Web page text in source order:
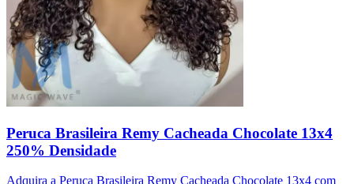
Peruca Brasileira Remy Cacheada Chocolate 13x4
250% Densidade
Adquira a Peruca Brasileira Remy Cacheada Chocolate 13x4 com